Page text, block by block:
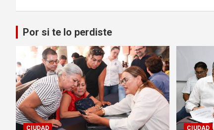
entradas
Por si te lo perdiste
CIUDAD CIUDAD